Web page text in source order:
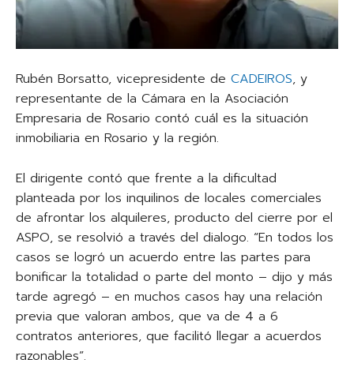
Rubén Borsatto, vicepresidente de CADEIROS, y
representante de la Cámara en la Asociación
Empresaria de Rosario contó cuál es la situación
inmobiliaria en Rosario y la región.
El dirigente contó que frente a la dificultad
planteada por los inquilinos de locales comerciales
de afrontar los alquileres, producto del cierre por el
ASPO, se resolvió a través del dialogo. “En todos los
casos se logró un acuerdo entre las partes para
bonificar la totalidad o parte del monto – dijo y más
tarde agregó – en muchos casos hay una relación
previa que valoran ambos, que va de 4 a 6
contratos anteriores, que facilitó llegar a acuerdos
razonables”.